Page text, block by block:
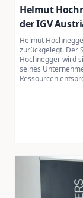
Helmut
der IGV
Helmut
zurückgelegt. Der
Hochnegger wird
seines
Ressourcen